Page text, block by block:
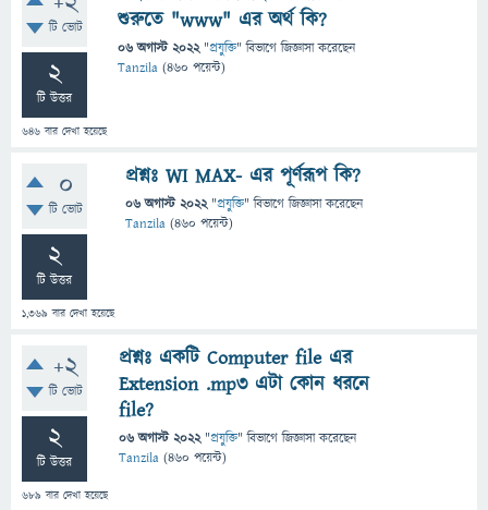
টি ভোট
2
টি উত্তর
646 বার দেখা হয়েছে
শুরুতে "www" এর অর্থ কি?
06 অগাস্ট 2022 "প্রযুক্তি" বিভাগে জিজ্ঞাসাকরেছেন
Tanzila (460 পয়েন্ট)
0
টি ভোট
2
টি উত্তর
1,369 বার দেখা হয়েছে
প্রশ্নঃ WI MAX- এর পূর্ণরূপ কি?
06 অগাস্ট 2022 "প্রযুক্তি" বিভাগে জিজ্ঞাসাকরেছেন
Tanzila (460 পয়েন্ট)
+2
টি ভোট
2
টি উত্তর
689 বার দেখা হয়েছে
প্রশ্নঃ একটি Computer file এর
Extension .mp3 এটা কোন ধরনে
file?
06 অগাস্ট 2022 "প্রযুক্তি" বিভাগে জিজ্ঞাসাকরেছেন
Tanzila (460 পয়েন্ট)